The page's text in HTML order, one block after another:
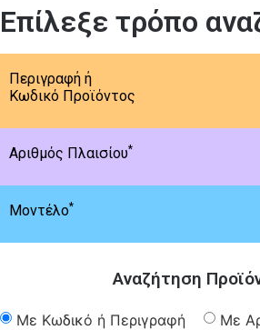
Επίλεξε τρόπο
Περιγραφή ή
Κωδικό Προϊόντος
Αριθμός Πλαισίου*
Μοντέλο*
Αναζήτηση
Με Κωδικό ή Περιγραφή Με